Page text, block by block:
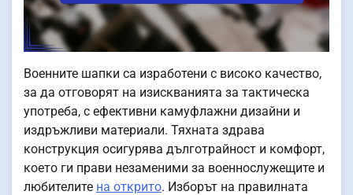
Военните шапки са изработени с високо качество,
за да отговорят на изискванията за тактическа
употреба, с ефективни камуфлажни дизайни и
издръжливи материали. Тяхната здрава
конструкция осигурява дълготрайност и комфорт,
което ги прави незаменими за военнослужещите и
любителите на открито. Изборът на правилната